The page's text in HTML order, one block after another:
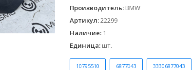
Производитель: BMW
Артикул:22299
Наличие: 1
Единица: шт.
10795510 6877043 33306877043